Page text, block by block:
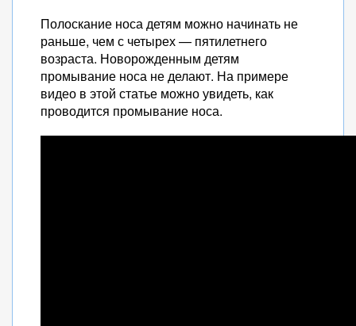
Полоскание носа детям можно начинать не
раньше, чем с четырех — пятилетнего
возраста. Новорожденным детям
промывание носа не делают. На примере
видео в этой статье можно увидеть, как
проводится промывание носа.